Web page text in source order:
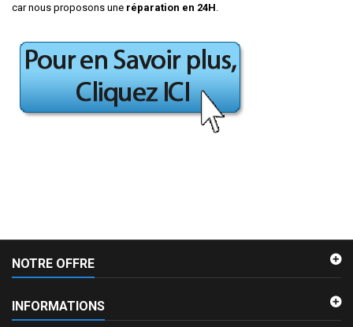
car nous proposons une réparation en 24H
NOTRE OFFRE
INFORMATIONS